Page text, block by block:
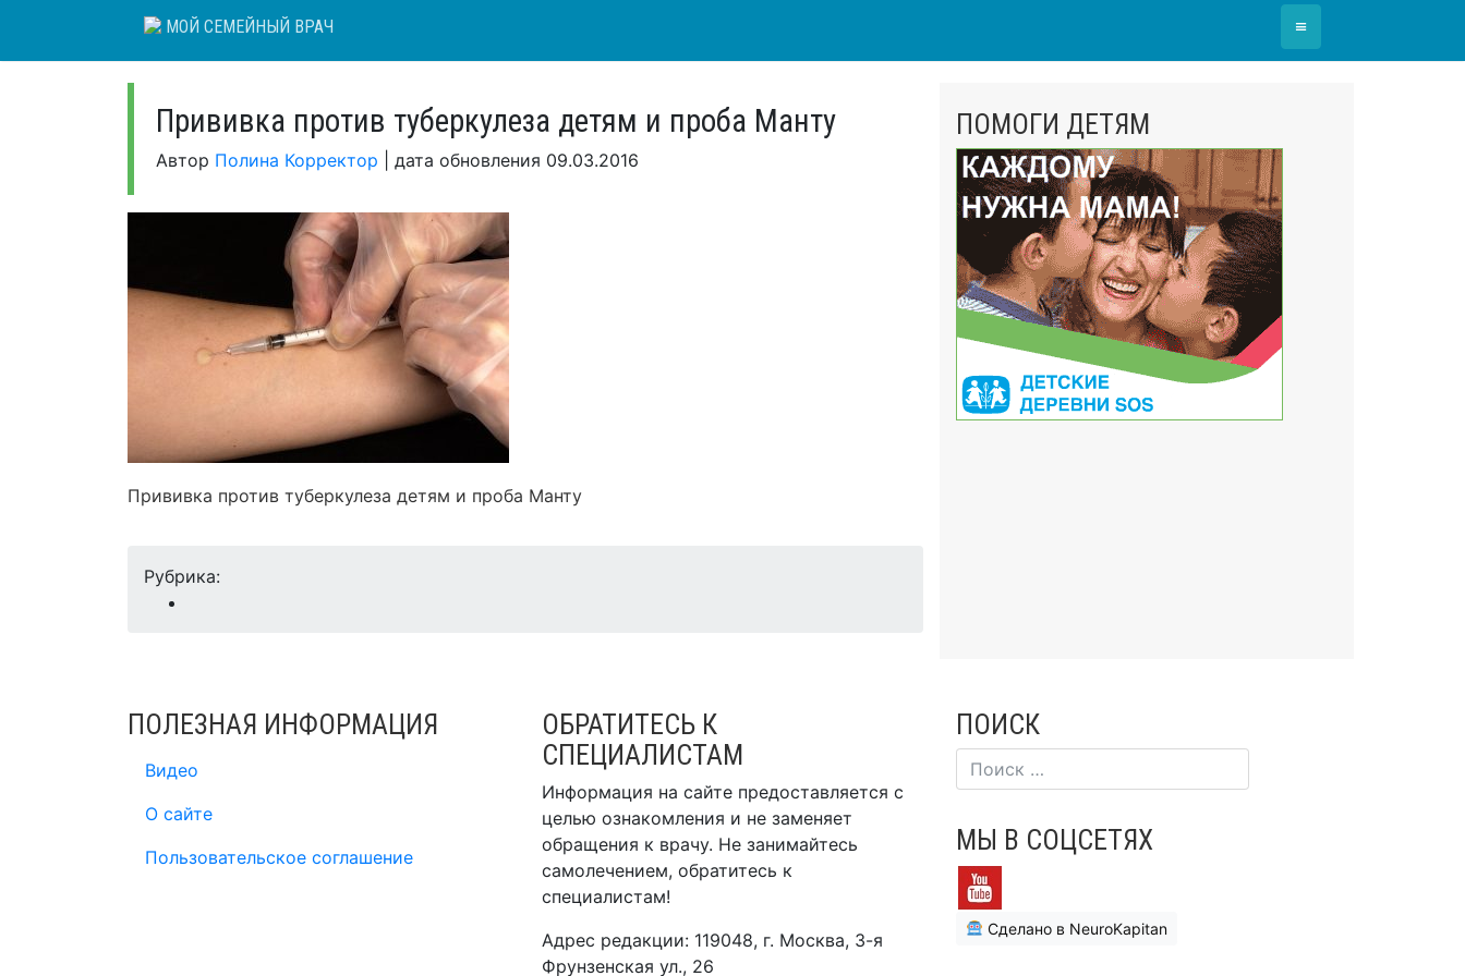
content
МОЙ СЕМЕЙНЫЙ ВРАЧ ≡
Прививка против туберкулеза детям и проба Манту
Автор Полина Корректор дата обновления 09.03.2016
Прививка против туберкулеза детям и проба Манту
Рубрика:
ПОМОГИ ДЕТЯМ
ПОЛЕЗНАЯ ИНФОРМАЦИЯ
Видео
О сайте
Пользовательское соглашение
ОБРАТИТЕСЬ К
СПЕЦИАЛИСТАМ
Информация на сайте предоставляется с
целью ознакомления и не заменяет
обращения к врачу. Не занимайтесь
самолечением, обратитесь к
специалистам!
Адрес редакции: 119048, г. Москва, 3-я
Фрунзенская ул., 26
ПОИСК
МЫ В СОЦСЕТЯХ
Сделано в NeuroKapitan